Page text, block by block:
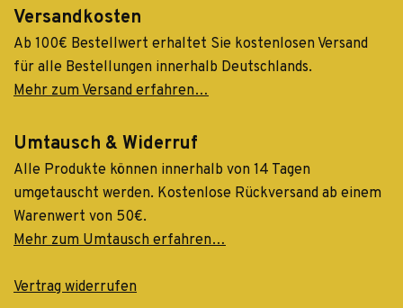
Versandkosten
Ab 100€ Bestellwert erhaltet Sie kostenlosen Versand
für alle Bestellungen innerhalb Deutschlands.
Mehr zum Versand erfahren…
Umtausch & Widerruf
Alle Produkte können innerhalb von 14 Tagen
umgetauscht werden. Kostenlose Rückversand ab einem
Warenwert von 50€.
Mehr zum Umtausch erfahren…
Vertrag widerrufen